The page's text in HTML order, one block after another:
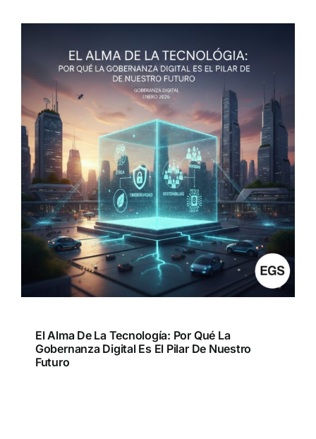
El Alma De La Tecnología: Por Qué La
Gobernanza Digital Es El Pilar De Nuestro
Futuro